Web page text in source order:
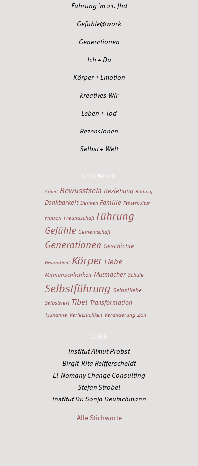
Führung im 21. Jhd
Gefühle@work
Generationen
Ich + Du
Körper + Emotion
kreatives Wir
Leben + Tod
Rezensionen
Selbst + Welt
STICHWORTE
Arbeit Bewusstsein Beziehung Bildung
Dankbarkeit Denken Familie Fehlerkultur
Frauen Freundschaft Führung
Gefühle Gemeinschaft
Generationen Geschichte
Gesundheit KörperLiebe
Mitmenschlichkeit Mutmacher Schule
Selbstführung Selbstliebe
Selbstwert Tibet Transformation
Tsunamie Verletzlichkeit Veränderung Zeit
LINKS
Institut Almut Probst
Birgit-Rita Reifferscheidt
El-Nomany Change Consulting
Stefan Strobel
Institut Dr. Sonja Deutschmann
Alle Stichworte